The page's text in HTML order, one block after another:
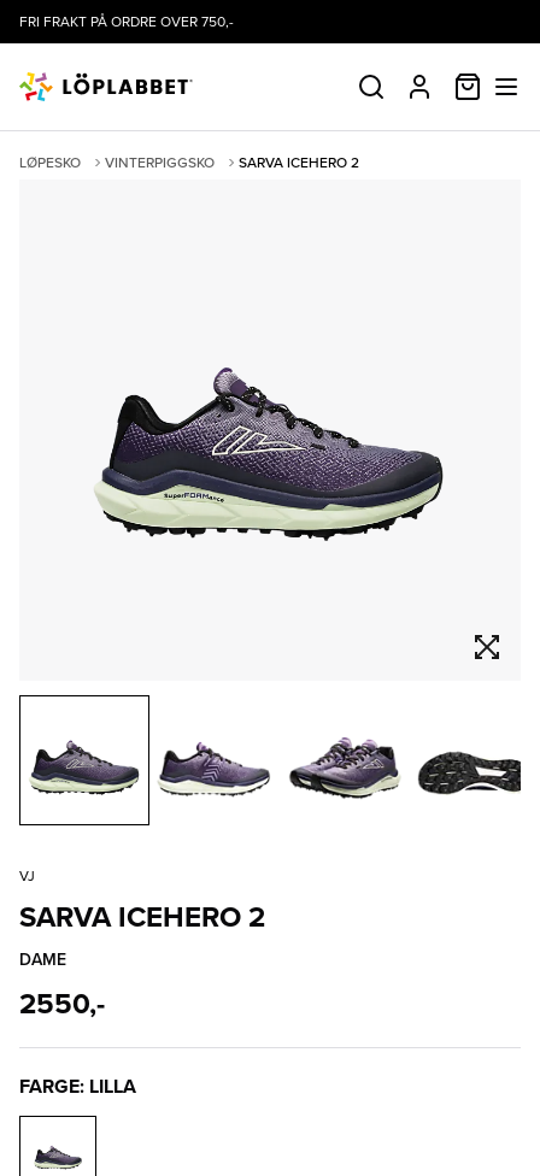
FRI FRAKT PÅ ORDRE OVER 750,-
SØK PROFIL
LØPESKO VINTERPIGGSKO SARVA ICEHERO 2
VJ
SARVA ICEHERO 2
DAME
2550,-
FARGE: LILLA